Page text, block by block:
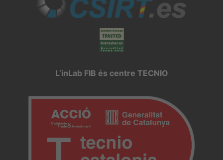
L’inLab FIB és centre TECNIO